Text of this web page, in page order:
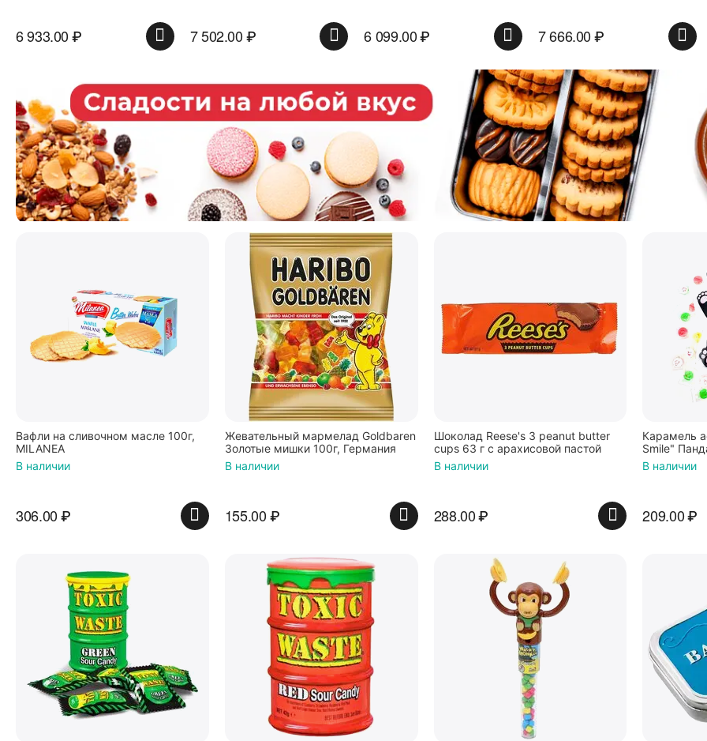
6 933.00₽ 7 502.00₽ 6 099.00₽ 7 666.00₽
Вафли на сливочном масле 100г,
MILANEA
В наличии
306.00₽
Жевательный мармелад Goldbaren
Золотые мишки 100г, Германия
В наличии
155.00₽
Шоколад Reese's 3 peanut butter
cups 63 г с арахисовой пастой
В наличии
288.00₽
Карамель
Smile"
В наличии
209.00₽